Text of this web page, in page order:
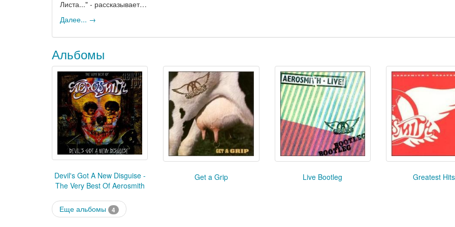
Листа..." - рассказывает…
Далее... →
Альбомы
Devil's Got A New Disguise -
The Very Best Of Aerosmith
Get a Grip Live Bootleg Greatest Hits
Еще альбомы 4